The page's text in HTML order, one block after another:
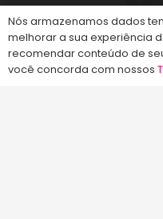
Fale Conosco
(48) 99828-9929
Nós armazenamos dados
melhorar a sua experiência
recomendar conteúdo de
você concorda com nossos